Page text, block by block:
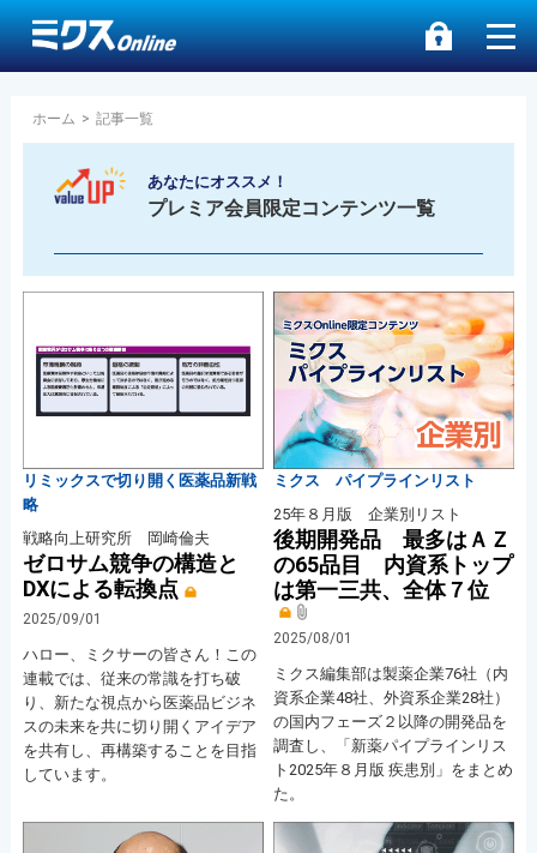
ホーム > 記事一覧
あなたにオススメ！
プレミア会員限定コンテンツ一覧
リミックスで切り開く医薬品新戦
略
戦略向上研究所 岡崎倫夫
ゼロサム競争の構造と
DXによる転換点
2025/09/01
ハロー、ミクサーの皆さん！この
連載では、従来の常識を打ち破
り、新たな視点から医薬品ビジネ
スの未来を共に切り開くアイデア
を共有し、再構築することを目指
しています。
ミクス パイプラインリスト
25年８月版 企業別リスト
後期開発品 最多はＡＺ
の65品目 内資系トップ
は第一三共、全体７位
2025/08/01
ミクス編集部は製薬企業76社（内
資系企業48社、外資系企業28社）
の国内フェーズ２以降の開発品を
調査し、「新薬パイプラインリス
ト2025年８月版 疾患別」をまとめ
た。